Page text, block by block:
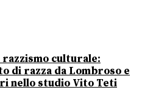
culturale:
di razza da Lombroso e
nello studio Vito Teti